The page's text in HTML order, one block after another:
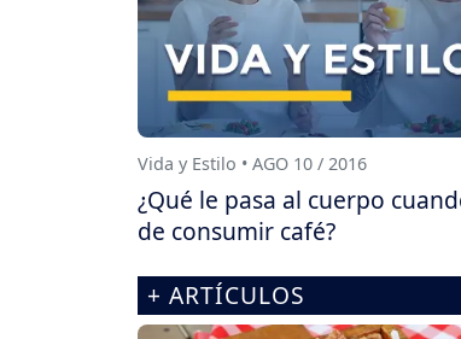
Vida y Estilo • AGO 10 / 2016
¿Qué le pasa al cuerpo
de consumir café?
+ ARTÍCULOS